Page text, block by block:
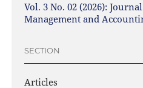
Vol. 3 No. 02 (2026):
Management and
SECTION
Articles